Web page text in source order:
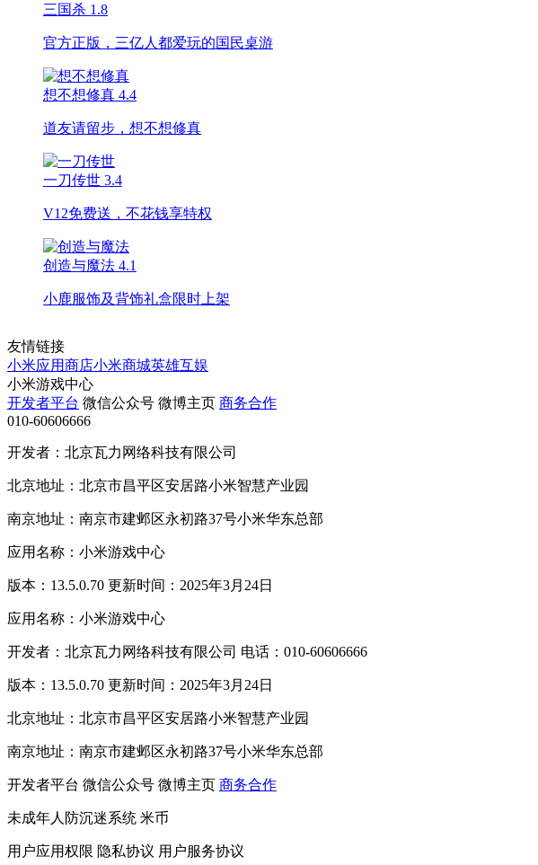
三国杀 1.8
官方正版，三亿人都爱玩的国民桌游
想不想修真 4.4
道友请留步，想不想修真
一刀传世 3.4
V12免费送，不花钱享特权
创造与魔法 4.1
小鹿服饰及背饰礼盒限时上架
友情链接
小米应用商店小米商城英雄互娱
小米游戏中心
开发者平台 微信公众号 微博主页 商务合作
010-60606666
开发者：北京瓦力网络科技有限公司
北京地址：北京市昌平区安居路小米智慧产业园
南京地址：南京市建邺区永初路37号小米华东总部
应用名称：小米游戏中心
版本：13.5.0.70 更新时间：2025年3月24日
应用名称：小米游戏中心
开发者：北京瓦力网络科技有限公司 电话：010-60606666
版本：13.5.0.70 更新时间：2025年3月24日
北京地址：北京市昌平区安居路小米智慧产业园
南京地址：南京市建邺区永初路37号小米华东总部
开发者平台 微信公众号 微博主页 商务合作
未成年人防沉迷系统 米币
用户应用权限 隐私协议 用户服务协议